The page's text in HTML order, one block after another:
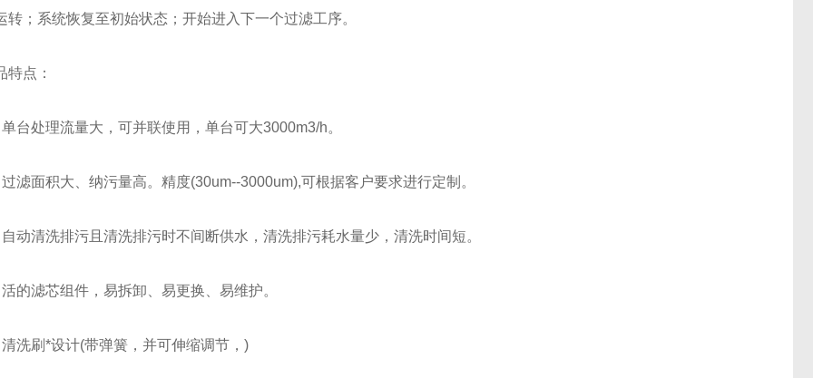
转；系统恢复至初始状态；开始进入下一个过滤工序。
点：
处理流量大，可并联使用，单台可大3000m3/h。
面积大、纳污量高。精度(30um--3000um),可根据客户要求进行定制。
清洗排污且清洗排污时不间断供水，清洗排污耗水量少，清洗时间短。
滤芯组件，易拆卸、易更换、易维护。
刷*设计(带弹簧，并可伸缩调节，)